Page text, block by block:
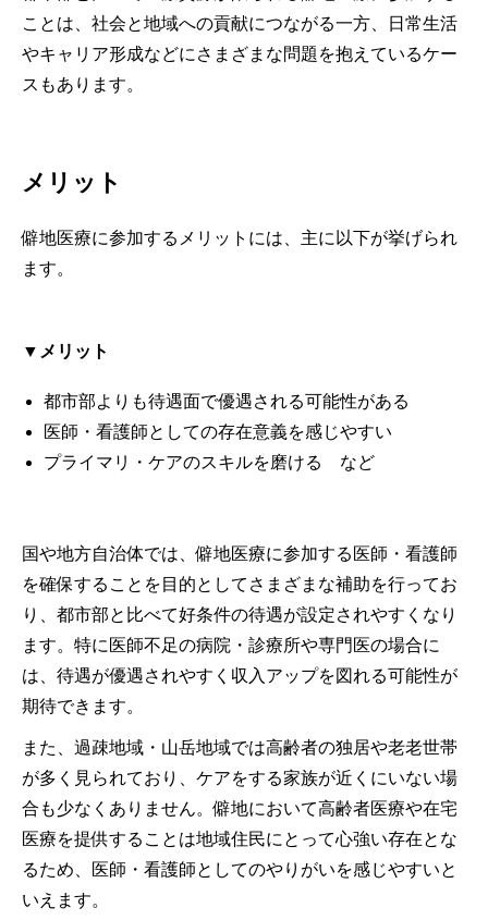
ことは、社会と地域への貢献につながる一方、日常生活
やキャリア形成などにさまざまな問題を抱えているケー
スもあります。
メリット
僻地医療に参加するメリットには、主に以下が挙げられ
ます。
▼メリット
都市部よりも待遇面で優遇される可能性がある
医師・看護師としての存在意義を感じやすい
プライマリ・ケアのスキルを磨ける など
国や地方自治体では、僻地医療に参加する医師・看護師
を確保することを目的としてさまざまな補助を行ってお
り、都市部と比べて好条件の待遇が設定されやすくなり
ます。特に医師不足の病院・診療所や専門医の場合に
は、待遇が優遇されやすく収入アップを図れる可能性が
期待できます。
また、過疎地域・山岳地域では高齢者の独居や老老世帯
が多く見られており、ケアをする家族が近くにいない場
合も少なくありません。僻地において高齢者医療や在宅
医療を提供することは地域住民にとって心強い存在とな
るため、医師・看護師としてのやりがいを感じやすいと
いえます。